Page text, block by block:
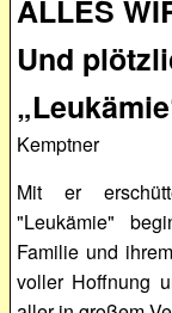
ALLES
Und
Kemptner
Mit er
"Leukämie"
Familie und
voller Hoffnung